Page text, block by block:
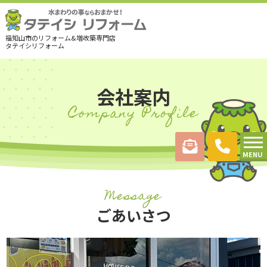
福知山市のリフォーム&増改築専門店
タテイシリフォーム
MENU
会社案内
Company Profile
Message
ごあいさつ